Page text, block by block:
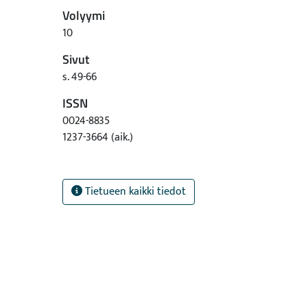
Volyymi
10
Sivut
s. 49-66
ISSN
0024-8835
1237-3664 (aik.)
Tietueen kaikki tiedot